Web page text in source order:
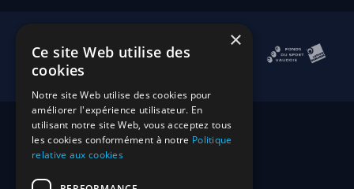
×
Ce site Web utilise des
cookies
Notre site Web utilise des cookies pour
améliorer l'expérience utilisateur. En
utilisant notre site Web, vous acceptez tous
les cookies conformément à notre Politique
relative aux cookies